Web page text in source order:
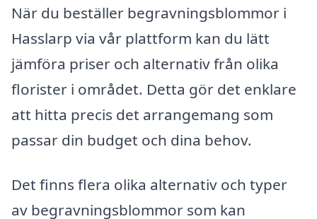
När du beställer begravningsblommor i
Hasslarp via vår plattform kan du lätt
jämföra priser och alternativ från olika
florister i området. Detta gör det enklare
att hitta precis det arrangemang som
passar din budget och dina behov.
Det finns flera olika alternativ och typer
av begravningsblommor som kan